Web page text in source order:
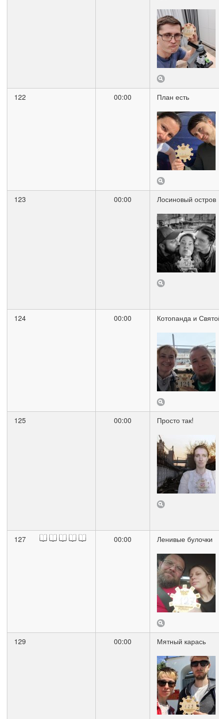
122 00:00 План есть
123 00:00 Лосиновый остров
124 00:00 Котопанда и
125 00:00 Просто так!
127 00:00 Ленивые булочки
129 00:00 Мятный карась